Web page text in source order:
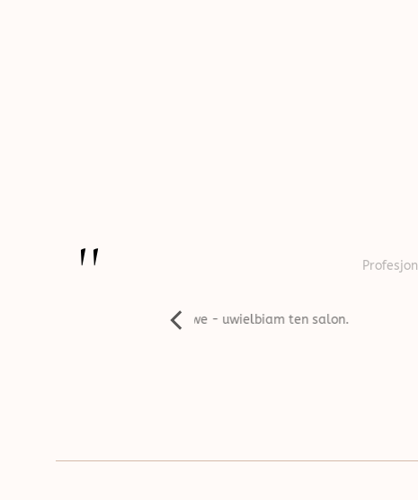
''
i życzliwe - uwielbiam ten salon.
Profesjonalnie wykonana